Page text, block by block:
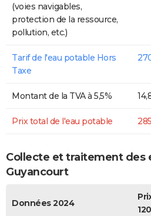
(voies navigables,
protection de la ressource,
pollution, etc.)
Tarif de l'eau potable Hors
Taxe
Montant de la TVA à 5,5%
Prix total de l'eau potable
Collecte et traitement des
Guyancourt
Données 2024